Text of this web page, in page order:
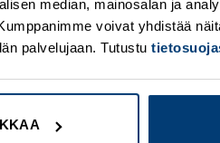
median, mainosalan ja
voivat yhdistää
palvelujaan. Tutustu